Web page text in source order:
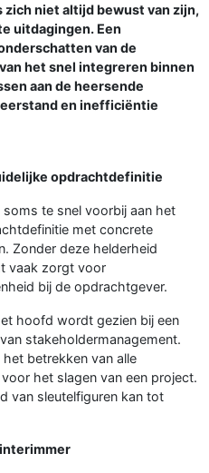
zich niet altijd bewust van zijn,
uitdagingen. Een
van de
het snel integreren binnen
aan de heersende
en inefficiëntie
opdrachtdefinitie
te snel voorbij aan het
met concrete
Zonder deze helderheid
vaak zorgt voor
bij de opdrachtgever.
hoofd wordt gezien bij een
stakeholdermanagement.
betrekken van alle
het slagen van een project.
van sleutelfiguren kan tot